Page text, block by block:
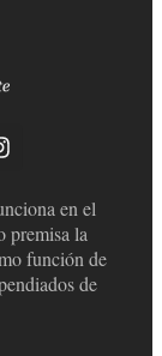
en el
premisa la
función de
de